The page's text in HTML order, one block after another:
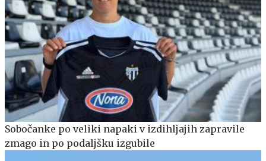
Sobočanke po veliki napaki v izdihljajih zapravile
zmago in po podaljšku izgubile